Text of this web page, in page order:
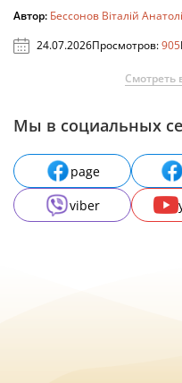
Автор: Бессонов Віталій
24.07.2026Просмотров:905
Смотреть
Мы в социальных
page
viber